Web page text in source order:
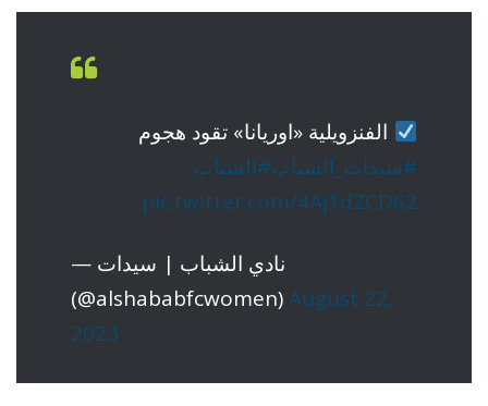
الفنزويلية «اوريانا» تقود هجوم
#سيدات_الشباب#الشباب
pic.twitter.com/4Aj1dZCD62
— نادي الشباب | سيدات
(@alshababfcwomen)August 22,
2023